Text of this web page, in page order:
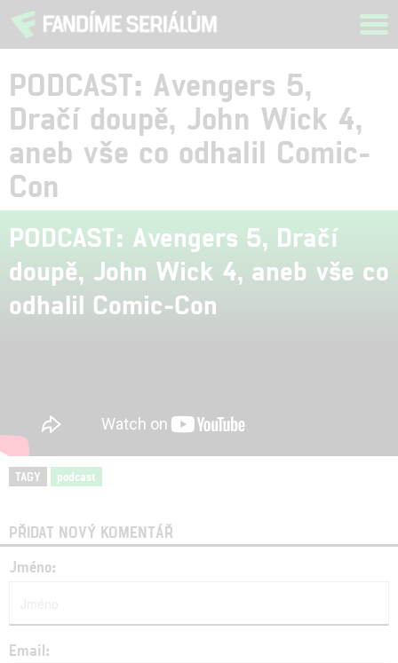
PODCAST: Avengers 5,
Dračí doupě, John Wick 4,
aneb vše co odhalil Comic-
Con
PODCAST: Avengers 5, Dračí
doupě, John Wick 4, aneb vše co
odhalil Comic-Con
TAGY podcast
PŘIDAT NOVÝ KOMENTÁŘ
Jméno:
Email: